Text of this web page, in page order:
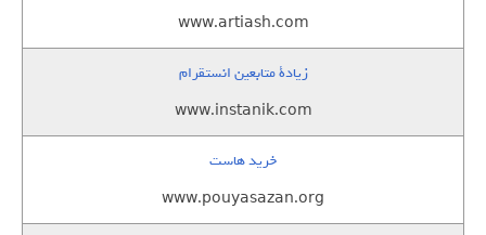
www.artiash.com
زيادة متابعين انستقرام
www.instanik.com
خرید هاست
www.pouyasazan.org